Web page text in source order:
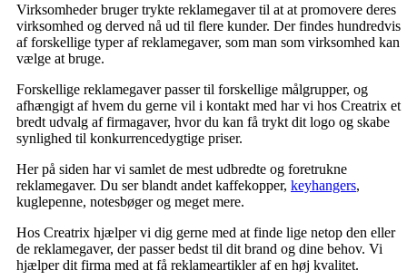
Virksomheder bruger trykte reklamegaver til at at promovere deres
virksomhed og derved nå ud til flere kunder. Der findes hundredvis
af forskellige typer af reklamegaver, som man som virksomhed kan
vælge at bruge.
Forskellige reklamegaver passer til forskellige målgrupper, og
afhængigt af hvem du gerne vil i kontakt med har vi hos Creatrix et
bredt udvalg af firmagaver, hvor du kan få trykt dit logo og skabe
synlighed til konkurrencedygtige priser.
Her på siden har vi samlet de mest udbredte og foretrukne
reklamegaver. Du ser blandt andet kaffekopper, keyhangers,
kuglepenne, notesbøger og meget mere.
Hos Creatrix hjælper vi dig gerne med at finde lige netop den eller
de reklamegaver, der passer bedst til dit brand og dine behov. Vi
hjælper dit firma med at få reklameartikler af en høj kvalitet.